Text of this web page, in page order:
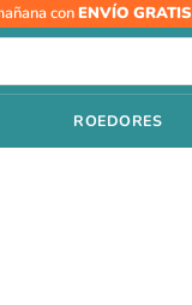
conENVÍO GRATIS
ROEDORES